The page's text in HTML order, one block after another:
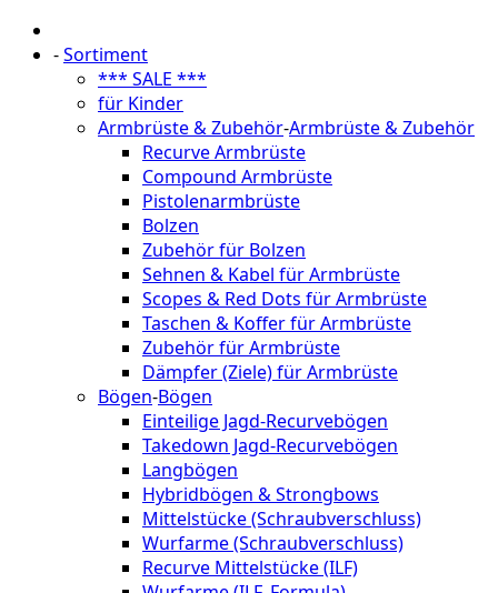
-Sortiment
*** SALE ***
für Kinder
Armbrüste & Zubehör-Armbrüste & Zubehör
Recurve Armbrüste
Compound Armbrüste
Pistolenarmbrüste
Bolzen
Zubehör für Bolzen
Sehnen & Kabel für Armbrüste
Scopes & Red Dots für Armbrüste
Taschen & Koffer für Armbrüste
Zubehör für Armbrüste
Dämpfer (Ziele) für Armbrüste
Bögen-Bögen
Einteilige Jagd-Recurvebögen
Takedown Jagd-Recurvebögen
Langbögen
Hybridbögen & Strongbows
Mittelstücke (Schraubverschluss)
Wurfarme (Schraubverschluss)
Recurve Mittelstücke (ILF)